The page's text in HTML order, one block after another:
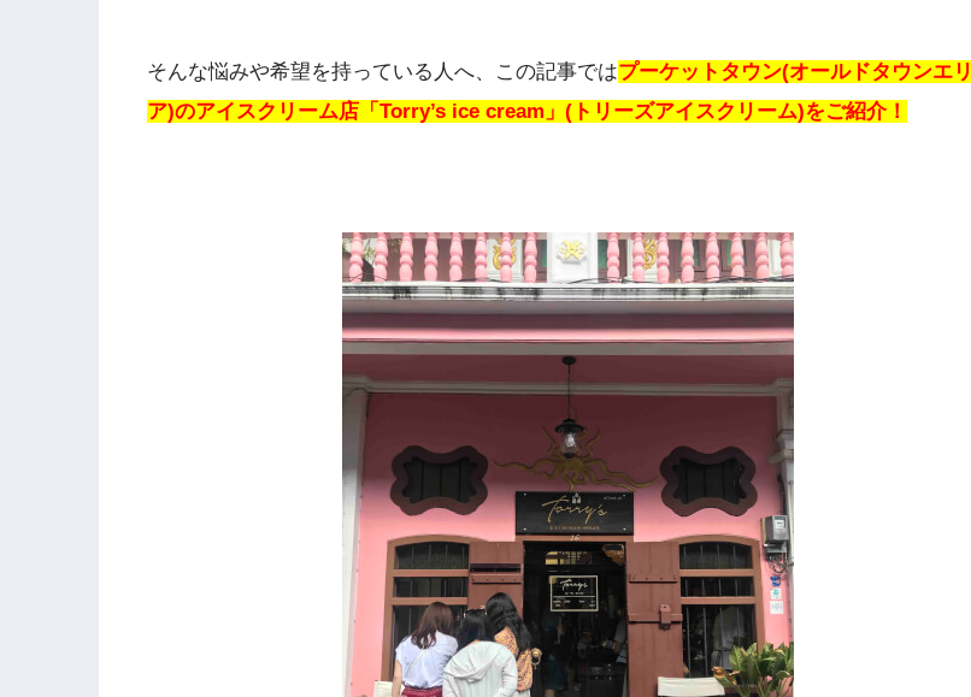
そんな悩みや希望を持っている人へ、この記事ではプーケットタウン(オールドタウンエリ
ア)のアイスクリーム店「Torry’s ice cream」(トリーズアイスクリーム)をご紹介！